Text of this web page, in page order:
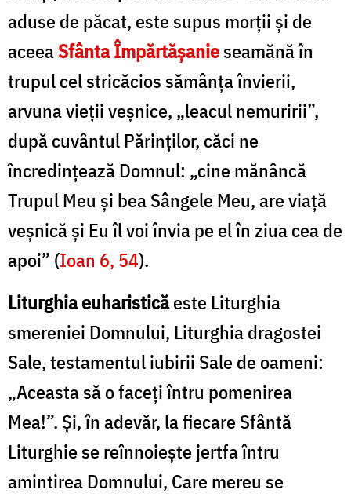
aduse de păcat, este supus morții și de
aceeaSfânta Împărtășanieseamănă în
trupul cel stricăcios sămânța învierii,
arvuna vieții veșnice, „leacul nemuririi”,
după cuvântul Părinților, căci ne
încredințează Domnul: „cine mănâncă
Trupul Meu și bea Sângele Meu, are viață
veșnică și Eu îl voi învia pe el în ziua cea de
apoi” (Ioan 6, 54).
Liturghia euharisticăeste Liturghia
smereniei Domnului, Liturghia dragostei
Sale, testamentul iubirii Sale de oameni:
„Aceasta să o faceți întru pomenirea
Mea!”. Și, în adevăr, la fiecare Sfântă
Liturghie se reînnoiește jertfa întru
amintirea Domnului, Care mereu se